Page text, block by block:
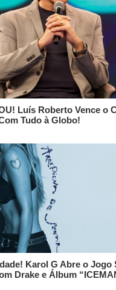
Luís Roberto Vence o
Tudo à Globo!
Karol G Abre o Jogo
Drake e Álbum